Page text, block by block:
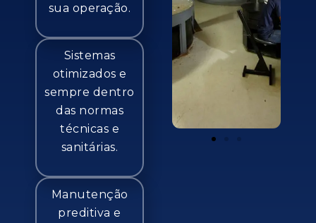
sua operação.
Sistemas
otimizados e
sempre dentro
das normas
técnicas e
sanitárias.
Manutenção
preditiva e